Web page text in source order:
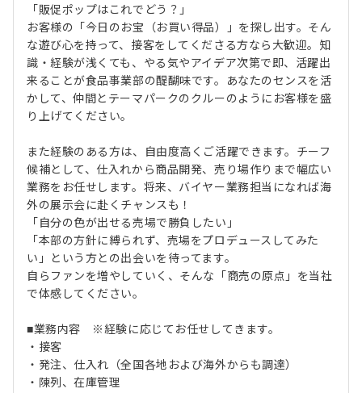
「販促ポップはこれでどう？」
お客様の「今日のお宝（お買い得品）」を探し出す。そん
な遊び心を持って、接客をしてくださる方なら大歓迎。知
識・経験が浅くても、やる気やアイデア次第で即、活躍出
来ることが食品事業部の醍醐味です。あなたのセンスを活
かして、仲間とテーマパークのクルーのようにお客様を盛
り上げてください。
また経験のある方は、自由度高くご活躍できます。チーフ
候補として、仕入れから商品開発、売り場作りまで幅広い
業務をお任せします。将来、バイヤー業務担当になれば海
外の展示会に赴くチャンスも！
「自分の色が出せる売場で勝負したい」
「本部の方針に縛られず、売場をプロデュースしてみた
い」という方との出会いを待ってます。
自らファンを増やしていく、そんな「商売の原点」を当社
で体感してください。
■業務内容 ※経験に応じてお任せしてきます。
・接客
・発注、仕入れ（全国各地および海外からも調達）
・陳列、在庫管理